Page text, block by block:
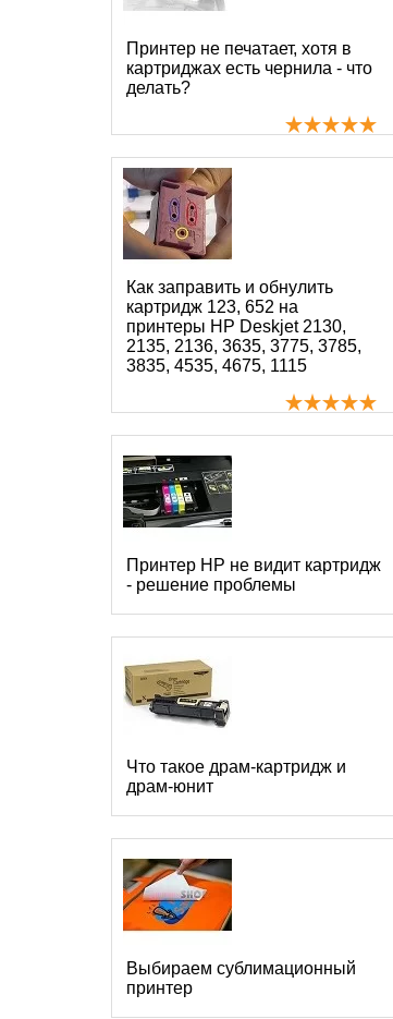
Принтер не печатает, хотя в
картриджах есть чернила - что
делать?
Как заправить и обнулить
картридж 123, 652 на
принтеры HP Deskjet 2130,
2135, 2136, 3635, 3775, 3785,
3835, 4535, 4675, 1115
Принтер HP не видит картридж
- решение проблемы
Что такое драм-картридж и
драм-юнит
Выбираем сублимационный
принтер